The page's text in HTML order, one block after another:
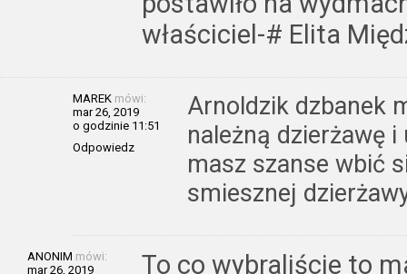
właściciel-# Elita
MAREK mówi:
mar 26, 2019
o godzinie 11:51
Odpowiedz
Arnoldzik dzbanek
należną dzierżawę
masz szanse wbić
smiesznej
ANONIM mówi:
mar 26, 2019
To co wybraliście to